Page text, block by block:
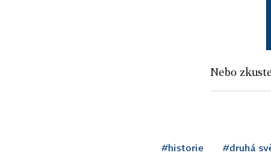
Nebo zkuste
#historie #druhá